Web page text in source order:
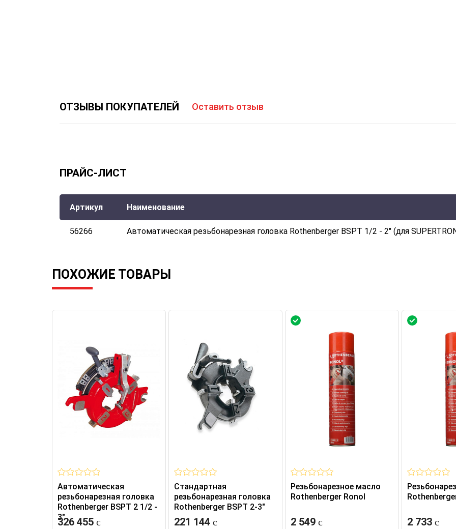
ОТЗЫВЫ ПОКУПАТЕЛЕЙ Оставить отзыв
ПРАЙС-ЛИСТ
Артикул Наименование
56266 Автоматическая резьбонарезная головка Rothenberger BSPT 1/2 - 2" (для
ПОХОЖИЕ ТОВАРЫ
Автоматическая
резьбонарезная головка
Rothenberger BSPT 2 1/2 -
3"
326 455
Стандартная
резьбонарезная головка
Rothenberger BSPT 2-3"
221 144
Резьбонарезное масло
Rothenberger Ronol
2 549 2 733